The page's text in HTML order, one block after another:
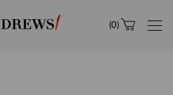
Andrews (0)